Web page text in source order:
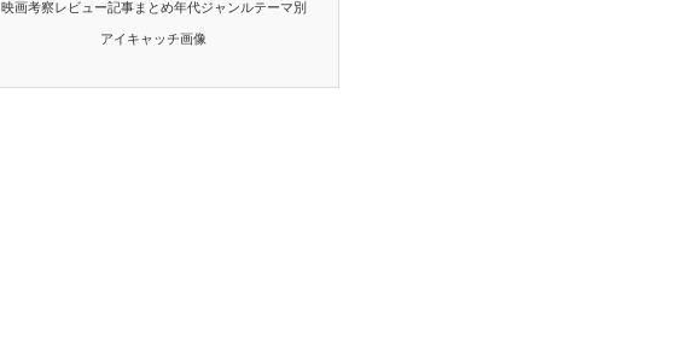
映画考察レビュー記事まとめ年代ジャンルテーマ別
アイキャッチ画像